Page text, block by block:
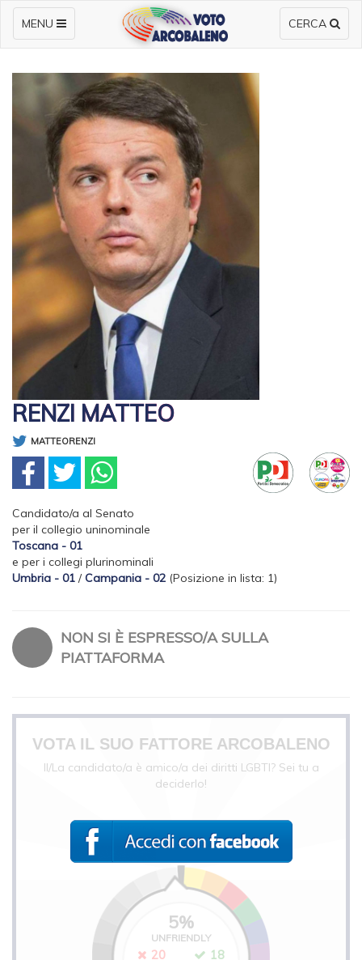
CERCA
MENU
RENZI MATTEO
MATTEORENZI
Candidato/a al Senato
per il collegio uninominale
Toscana - 01
e per i collegi plurinominali
Umbria - 01 /Campania - 02 (Posizione in lista: 1)
NON SI È ESPRESSO/A SULLA
PIATTAFORMA
VOTA IL SUO FATTORE ARCOBALENO
Il/La candidato/a è amico/a dei diritti LGBTI? Sei tu a
deciderlo!
5%
UNFRIENDLY
20 18